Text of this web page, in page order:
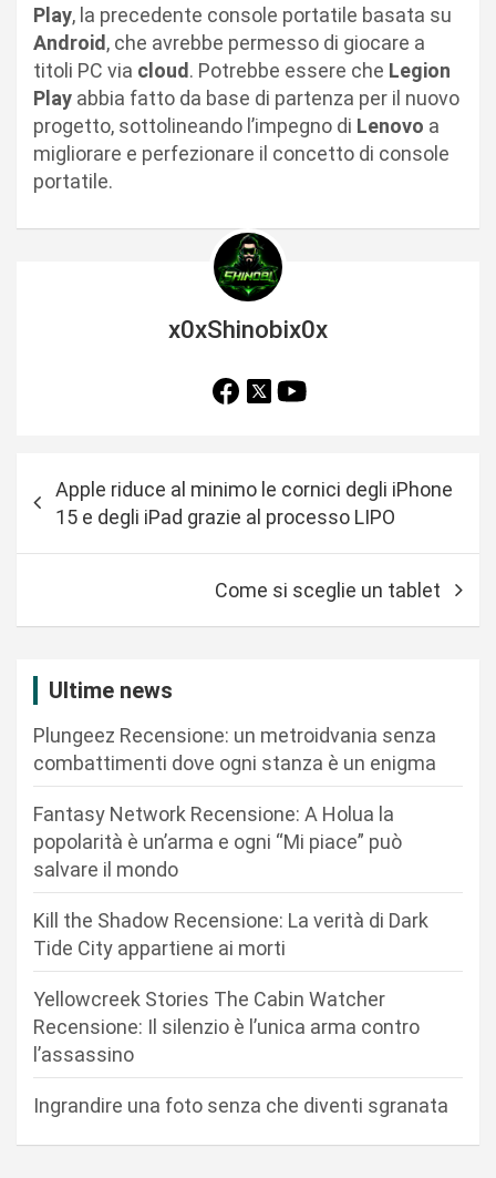
Play, la precedente console portatile basata su
Android, che avrebbe permesso di giocare a
titoli PC via cloud. Potrebbe essere che Legion
Play abbia fatto da base di partenza per il nuovo
progetto, sottolineando l’impegno di Lenovo a
migliorare e perfezionare il concetto di console
portatile.
x0xShinobix0x
Apple riduce al minimo le cornici degli iPhone
15 e degli iPad grazie al processo LIPO
Come si sceglie un tablet
Ultime news
Plungeez Recensione: un metroidvania senza
combattimenti dove ogni stanza è un enigma
Fantasy Network Recensione: A Holua la
popolarità è un’arma e ogni “Mi piace” può
salvare il mondo
Kill the Shadow Recensione: La verità di Dark
Tide City appartiene ai morti
Yellowcreek Stories The Cabin Watcher
Recensione: Il silenzio è l’unica arma contro
l’assassino
Ingrandire una foto senza che diventi sgranata